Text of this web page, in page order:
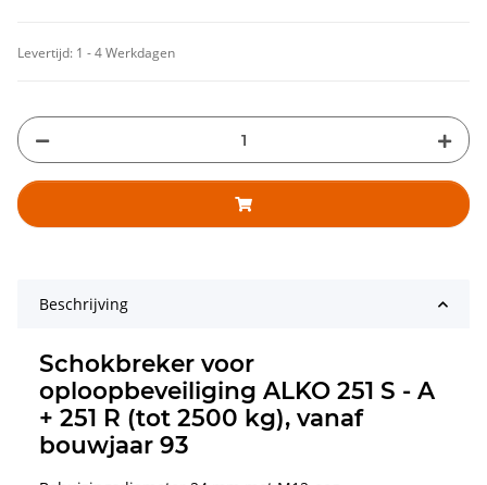
Levertijd: 1 - 4 Werkdagen
Beschrijving
Schokbreker voor
oploopbeveiliging ALKO 251 S - A
+ 251 R (tot 2500 kg), vanaf
bouwjaar 93